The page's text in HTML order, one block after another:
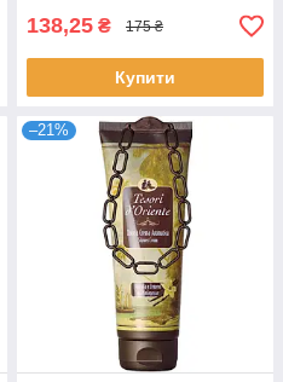
138,25 ₴ 175 ₴
Купити
–21%